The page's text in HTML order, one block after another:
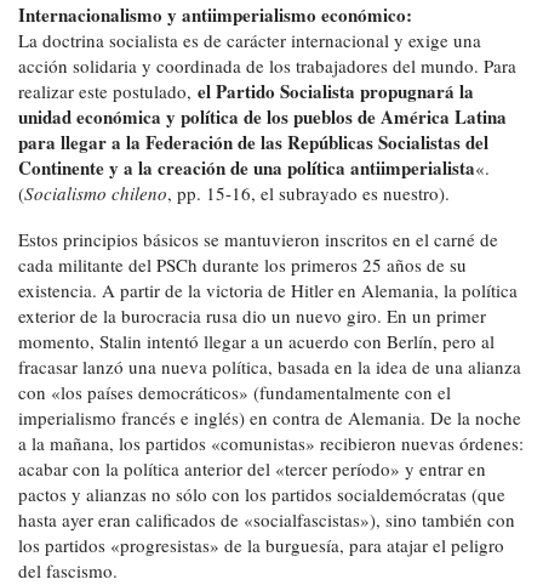
Internacionalismo y antiimperialismo económico:
La doctrina socialista es de carácter internacional y exige una
acción solidaria y coordinada de los trabajadores del mundo. Para
realizar este postulado, el Partido Socialista propugnará la
unidad económica y política de los pueblos de América Latina
para llegar a la Federación de las Repúblicas Socialistas del
Continente y a la creación de una política antiimperialista«.
(Socialismo chileno, pp. 15-16, el subrayado es nuestro).
Estos principios básicos se mantuvieron inscritos en el carné de
cada militante del PSCh durante los primeros 25 años de su
existencia. A partir de la victoria de Hitler en Alemania, la política
exterior de la burocracia rusa dio un nuevo giro. En un primer
momento, Stalin intentó llegar a un acuerdo con Berlín, pero al
fracasar lanzó una nueva política, basada en la idea de una alianza
con «los países democráticos» (fundamentalmente con el
imperialismo francés e inglés) en contra de Alemania. De la noche
a la mañana, los partidos «comunistas» recibieron nuevas órdenes:
acabar con la política anterior del «tercer período» y entrar en
pactos y alianzas no sólo con los partidos socialdemócratas (que
hasta ayer eran calificados de «socialfascistas»), sino también con
los partidos «progresistas» de la burguesía, para atajar el peligro
del fascismo.